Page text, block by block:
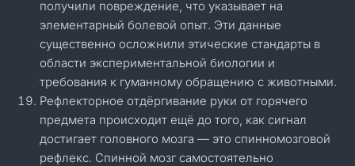
получили повреждение, что указывает на
элементарный болевой опыт. Эти данные
существенно осложнили этические стандарты в
области экспериментальной биологии и
требования к гуманному обращению с животными.
Рефлекторное отдёргивание руки от горячего
предмета происходит ещё до того, как сигнал
достигает головного мозга — это спинномозговой
рефлекс. Спинной мозг самостоятельно